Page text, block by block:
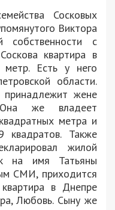
Сосковых
Виктора
собственности с
квартира в
Есть у него
области.
жене
Она же владеет
метра и
Также
жилой
на имя Татьяны
СМИ, приходится
в Днепре
Любовь. Сыну же